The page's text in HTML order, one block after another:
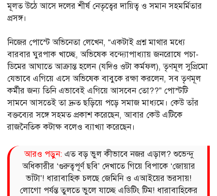
মূলত উঠে আসে দলের শীর্ষ নেতৃত্বের দায়িত্ব ও সমান সহমর্মিতার
প্রসঙ্গ।
নিজের পোস্টে অভিনেতা লেখেন, “একটাই প্রশ্ন মাথার মধ্যে
বারবার ঘুরপাক খাচ্ছে, অভিষেক বন্দ্যোপাধ্যায় জনরোষে পচা-
ডিমের আঘাতে আক্রান্ত হলেন (যদিও ওটা কর্মফল), তৃণমূল সুপ্রিমো
যেভাবে এগিয়ে এসে অভিষেক বাবুকে রক্ষা করলেন, সব তৃণমূল
কর্মীর জন্য তিনি এভাবেই এগিয়ে আসবেন তো??” পোস্টটি
সামনে আসতেই তা দ্রুত ছড়িয়ে পড়ে সমাজ মাধ্যমে। কেউ তাঁর
বক্তব্যের সঙ্গে সহমত প্রকাশ করেছেন, আবার কেউ এটিকে
রাজনৈতিক কটাক্ষ বলেও ব্যাখ্যা করেছেন।
আরও পড়ুন: এত বড় ভুল কীভাবে নজর এড়াল? শুভেন্দু
অধিকারীর ‘গুরুত্বপূর্ণ ছবি’ দেখাতে গিয়ে বিপাকে ‘জোয়ার
ভাঁটা’! ধারাবাহিক চলছে জেমিনি ও এআইয়ের ভরসায়!
লোগো পর্যন্ত তুলতে ভুলে যাচ্ছে এডিটিং টিম! ধারাবাহিকের